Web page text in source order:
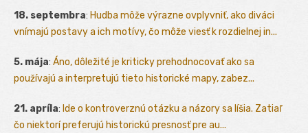
18. septembra: Hudba môže výrazne ovplyvniť, ako diváci
vnímajú postavy a ich motívy, čo môže viesť k rozdielnej in...
5. mája: Áno, dôležité je kriticky prehodnocovať ako sa
používajú a interpretujú tieto historické mapy, zabez...
21. apríla: Ide o kontroverznú otázku a názory sa líšia. Zatiaľ
čo niektorí preferujú historickú presnosť pre au...